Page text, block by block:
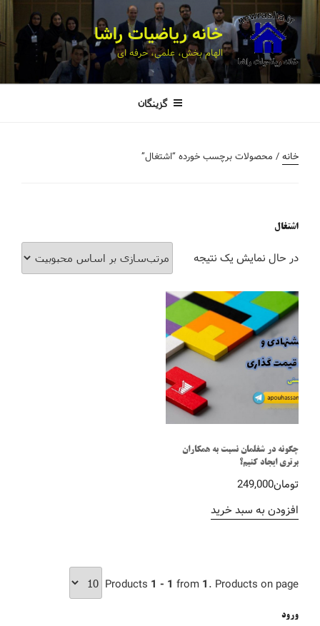
خانه ریاضیات راشا
الهام بخش، علمی، حرفه ای
گزینگان
خانه/ محصولات برچسب خورده “اشتغال”
اشتغال
در حال نمایش یک نتیجه
چگونه در شغلمان نسبت به همکاران
برتری ایجاد کنیم؟
تومان249,000
افزودن به سبد خرید
Products 1 - 1 from 1. Products on page
ورود